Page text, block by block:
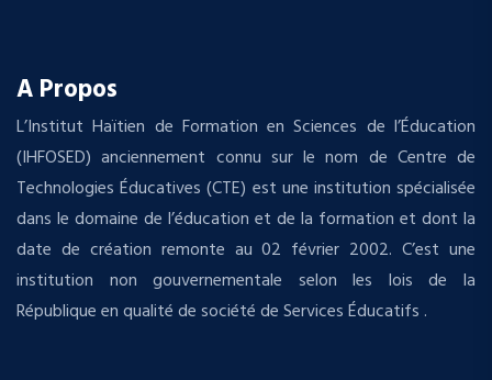
A Propos
L’Institut Haïtien de Formation en Sciences de l’Éducation
(IHFOSED) anciennement connu sur le nom de Centre de
Technologies Éducatives (CTE) est une institution spécialisée
dans le domaine de l’éducation et de la formation et dont la
date de création remonte au 02 février 2002. C’est une
institution non gouvernementale selon les lois de la
République en qualité de société de Services Éducatifs .